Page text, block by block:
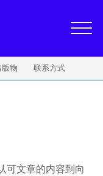
版物 联系方式
文章的内容到向